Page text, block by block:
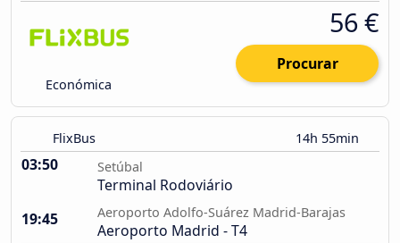
Económica
56 €
Procurar
FlixBus 14h 55min
03:50 Setúbal
Terminal Rodoviário
19:45
Aeroporto Adolfo-Suárez Madrid-Barajas
Aeroporto Madrid - T4